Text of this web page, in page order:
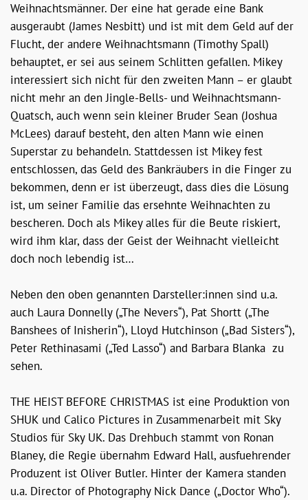
Weihnachtsmänner. Der eine hat gerade eine Bank
ausgeraubt (James Nesbitt) und ist mit dem Geld auf der
Flucht, der andere Weihnachtsmann (Timothy Spall)
behauptet, er sei aus seinem Schlitten gefallen. Mikey
interessiert sich nicht für den zweiten Mann – er glaubt
nicht mehr an den Jingle-Bells- und Weihnachtsmann-
Quatsch, auch wenn sein kleiner Bruder Sean (Joshua
McLees) darauf besteht, den alten Mann wie einen
Superstar zu behandeln. Stattdessen ist Mikey fest
entschlossen, das Geld des Bankräubers in die Finger zu
bekommen, denn er ist überzeugt, dass dies die Lösung
ist, um seiner Familie das ersehnte Weihnachten zu
bescheren. Doch als Mikey alles für die Beute riskiert,
wird ihm klar, dass der Geist der Weihnacht vielleicht
doch noch lebendig ist…
Neben den oben genannten Darsteller:innen sind u.a.
auch Laura Donnelly („The Nevers“), Pat Shortt („The
Banshees of Inisherin“), Lloyd Hutchinson („Bad Sisters“),
Peter Rethinasami („Ted Lasso“) and Barbara Blanka zu
sehen.
THE HEIST BEFORE CHRISTMAS ist eine Produktion von
SHUK und Calico Pictures in Zusammenarbeit mit Sky
Studios für Sky UK. Das Drehbuch stammt von Ronan
Blaney, die Regie übernahm Edward Hall, ausfuehrender
Produzent ist Oliver Butler. Hinter der Kamera standen
u.a. Director of Photography Nick Dance („Doctor Who“).